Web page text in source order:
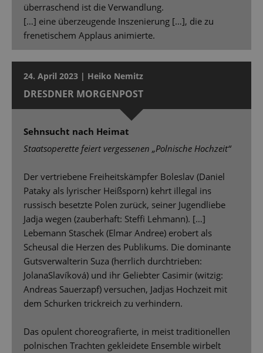
überraschend ist die Verwandlung.
[…] eine überzeugende Inszenierung […], die zu
frenetischem Applaus animierte.
24. April 2023 | Heiko Nemitz
DRESDNER MORGENPOST
Sehnsucht nach Heimat
Staatsoperette feiert vergessenen „Polnische Hochzeit“
Der vertriebene Freiheitskämpfer Boleslav (Daniel
Pataky als lyrischer Heißsporn) kehrt illegal ins
russisch besetzte Polen zurück, seiner Jugendliebe
Jadja wegen (zauberhaft: Stefﬁ Lehmann). […]
Lebemann Staschek (Elmar Andree) erobert als
Scheusal die Herzen des Publikums. Die dominante
Gutsverwalterin Suza (herrlich durchtrieben:
JolanaSlavíková) und ihr Geliebter Casimir (witzig:
Andreas Sauerzapf) versuchen, Jadjas Hochzeit mit
dem Schurken trickreich zu verhindern.
Das opulent choreograﬁerte, in meist traditionellen
polnischen Trachten gekleidete Ensemble wirbelt